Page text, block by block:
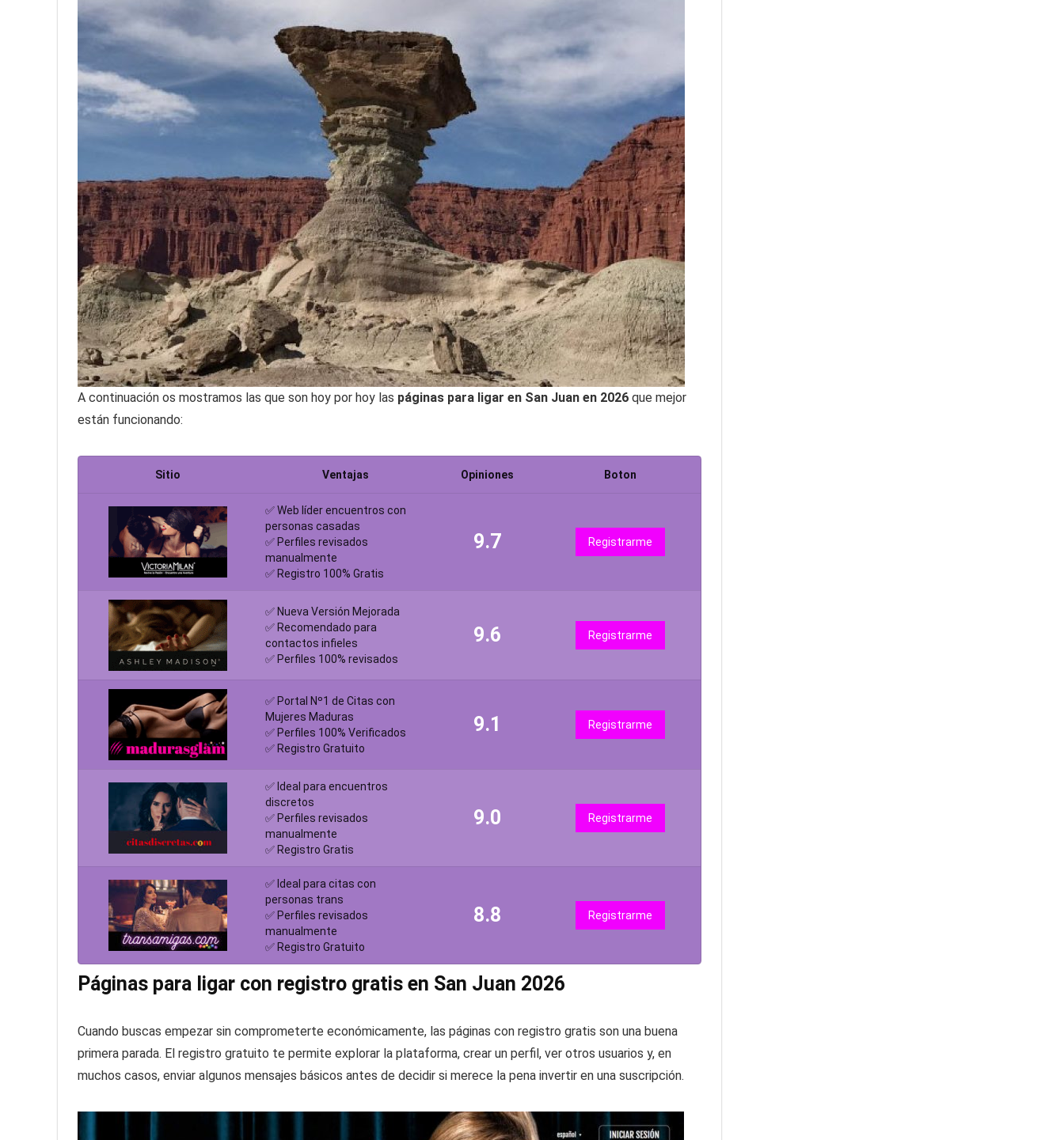
A continuación os mostramos las que son hoy por hoy las páginas para ligar en San Juan en 2026 que mejor
están funcionando:
Sitio Ventajas Opiniones Boton
✅ Web líder encuentros con
personas casadas
✅ Perfiles revisados
manualmente
✅ Registro 100% Gratis
9.7 Registrarme
✅ Nueva Versión Mejorada
✅ Recomendado para
contactos infieles
✅ Perfiles 100% revisados
9.6 Registrarme
✅ Portal Nº1 de Citas con
Mujeres Maduras
✅ Perfiles 100% Verificados
✅ Registro Gratuito
9.1 Registrarme
✅ Ideal para encuentros
discretos
✅ Perfiles revisados
manualmente
✅ Registro Gratis
9.0 Registrarme
✅ Ideal para citas con
personas trans
✅ Perfiles revisados
manualmente
✅ Registro Gratuito
8.8 Registrarme
Páginas para ligar con registro gratis en San Juan 2026
Cuando buscas empezar sin comprometerte económicamente, las páginas con registro gratis son una buena
primera parada. El registro gratuito te permite explorar la plataforma, crear un perfil, ver otros usuarios y, en
muchos casos, enviar algunos mensajes básicos antes de decidir si merece la pena invertir en una suscripción.